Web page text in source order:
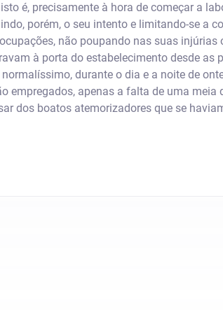
é, precisamente à hora de começar a
porém, o seu intento e limitando-se a
não poupando nas suas injúrias
à porta do estabelecimento desde as
durante o dia e a noite de
empregados, apenas a falta de uma meia
dos boatos atemorizadores que se